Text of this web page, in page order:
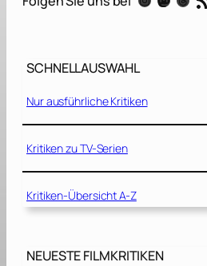
[
0
SCHNELLAUSWAHL
Nur ausführliche Kritiken
Kritiken zu TV-Serien
Kritiken-Übersicht A-Z
NEUESTE FILMKRITIKEN